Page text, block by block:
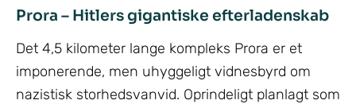
Prora – Hitlers gigantiske efterladenskab
Det 4,5 kilometer lange kompleks Prora er et
imponerende, men uhyggeligt vidnesbyrd om
nazistisk storhedsvanvid. Oprindeligt planlagt som